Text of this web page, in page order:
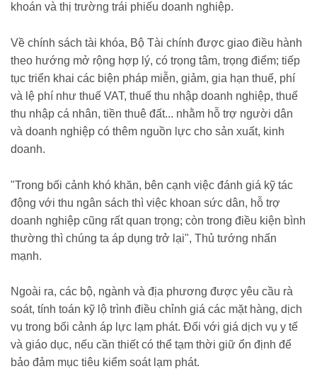
khoán và thị trường trái phiếu doanh nghiệp.
Về chính sách tài khóa, Bộ Tài chính được giao điều hành
theo hướng mở rộng hợp lý, có trọng tâm, trọng điểm; tiếp
tục triển khai các biện pháp miễn, giảm, gia hạn thuế, phí
và lệ phí như thuế VAT, thuế thu nhập doanh nghiệp, thuế
thu nhập cá nhân, tiền thuê đất... nhằm hỗ trợ người dân
và doanh nghiệp có thêm nguồn lực cho sản xuất, kinh
doanh.
"Trong bối cảnh khó khăn, bên cạnh việc đánh giá kỹ tác
động với thu ngân sách thì việc khoan sức dân, hỗ trợ
doanh nghiệp cũng rất quan trọng; còn trong điều kiện bình
thường thì chúng ta áp dụng trở lại", Thủ tướng nhấn
mạnh.
Ngoài ra, các bộ, ngành và địa phương được yêu cầu rà
soát, tính toán kỹ lộ trình điều chỉnh giá các mặt hàng, dịch
vụ trong bối cảnh áp lực lạm phát. Đối với giá dịch vụ y tế
và giáo dục, nếu cần thiết có thể tạm thời giữ ổn định để
bảo đảm mục tiêu kiểm soát lạm phát.